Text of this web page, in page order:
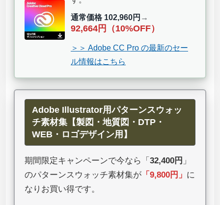
通常価格 102,960円 →
92,664円（10%OFF）
＞＞ Adobe CC Pro の最新のセー
ル情報はこちら
Adobe Illustrator用パターンスウォッ
チ素材集【製図・地質図・DTP・
WEB・ロゴデザイン用】
期間限定キャンペーンで今なら「 32,400円 」
のパターンスウォッチ素材集が 「 9,800円 」 に
なりお買い得です。